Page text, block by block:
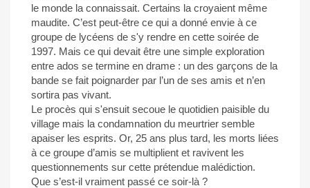
le monde la connaissait. Certains la croyaient même
maudite. C’est peut-être ce qui a donné envie à ce
groupe de lycéens de s'y rendre en cette soirée de
1997. Mais ce qui devait être une simple exploration
entre ados se termine en drame : un des garçons de la
bande se fait poignarder par l’un de ses amis et n’en
sortira pas vivant.
Le procès qui s'ensuit secoue le quotidien paisible du
village mais la condamnation du meurtrier semble
apaiser les esprits. Or, 25 ans plus tard, les morts liées
à ce groupe d’amis se multiplient et ravivent les
questionnements sur cette prétendue malédiction.
Que s’est-il vraiment passé ce soir-là ?